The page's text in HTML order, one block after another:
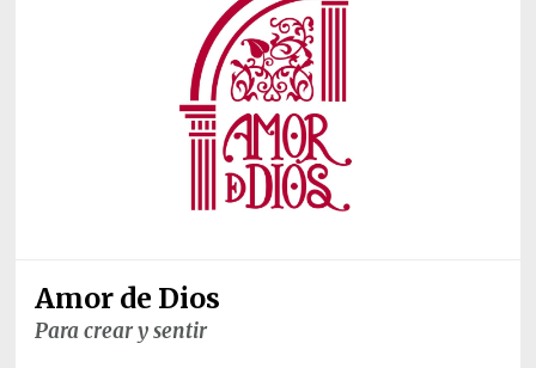
Amor de Dios
Para crear y sentir